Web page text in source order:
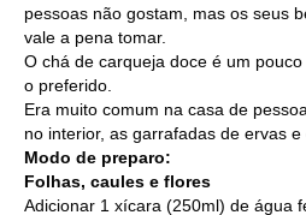
pessoas não gostam, mas os seus
vale a pena tomar.
O chá de carqueja doce é um
o preferido.
Era muito comum na casa de
no interior, as garrafadas de ervas
Modo de preparo:
Folhas, caules e flores
Adicionar 1 xícara (250ml) de água